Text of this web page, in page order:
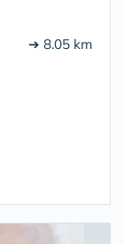
➔ 8.05 km